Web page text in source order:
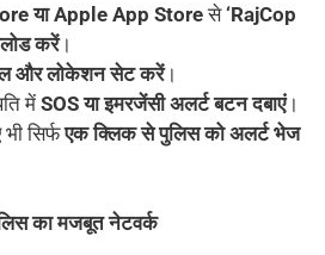
याApple App Store से ‘RajCop
करें।
और लोकेशन सेट करें।
में SOSया इमरजेंसी अलर्ट बटन दबाएं।
सिर्फएक क्लिक से पुलिस को अलर्ट भेज
का मजबूत नेटवर्क